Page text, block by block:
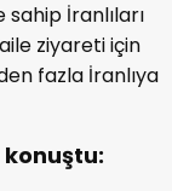
sahip İranlıları
ziyareti için
fazla İranlıya
konuştu: